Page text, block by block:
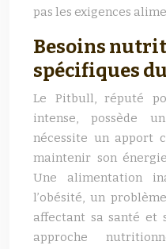
pas les exigences
Besoins
spécifiques
Le Pitbull, réputé
intense, possède
nécessite un apport
maintenir son
Une alimentation
l’obésité, un
affectant sa santé et
approche